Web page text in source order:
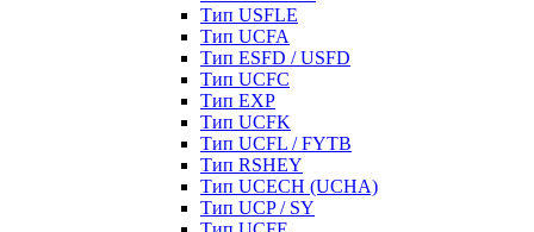
Тип USFLE
Тип UCFA
Тип ESFD / USFD
Тип UCFC
Тип EXP
Тип UCFK
Тип UCFL / FYTB
Тип RSHEY
Тип UCECH (UCHA)
Тип UCP / SY